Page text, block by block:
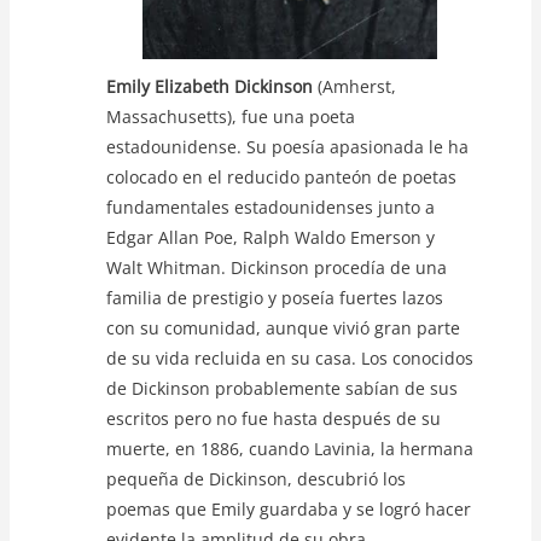
Emily Elizabeth Dickinson (Amherst,
Massachusetts), fue una poeta
estadounidense. Su poesía apasionada le ha
colocado en el reducido panteón de poetas
fundamentales estadounidenses junto a
Edgar Allan Poe, Ralph Waldo Emerson y
Walt Whitman. Dickinson procedía de una
familia de prestigio y poseía fuertes lazos
con su comunidad, aunque vivió gran parte
de su vida recluida en su casa. Los conocidos
de Dickinson probablemente sabían de sus
escritos pero no fue hasta después de su
muerte, en 1886, cuando Lavinia, la hermana
pequeña de Dickinson, descubrió los
poemas que Emily guardaba y se logró hacer